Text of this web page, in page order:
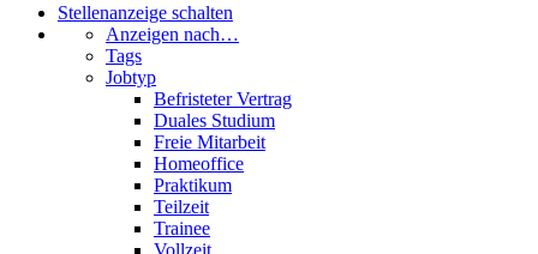
Stellenanzeige schalten
Anzeigen nach…
Tags
Jobtyp
Befristeter Vertrag
Duales Studium
Freie Mitarbeit
Homeoffice
Praktikum
Teilzeit
Trainee
Vollzeit